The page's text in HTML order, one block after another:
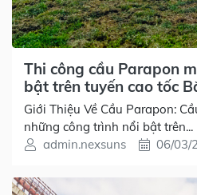
Thi công cầu Parapon
bật trên tuyến cao tốc
Giới Thiệu Về Cầu Parapon:
những công trình nổi bật trên...
admin.nexsuns
06/03/